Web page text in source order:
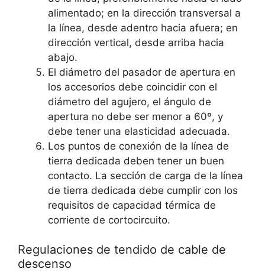
alimentado; en la dirección transversal a
la línea, desde adentro hacia afuera; en
dirección vertical, desde arriba hacia
abajo.
El diámetro del pasador de apertura en
los accesorios debe coincidir con el
diámetro del agujero, el ángulo de
apertura no debe ser menor a 60º, y
debe tener una elasticidad adecuada.
Los puntos de conexión de la línea de
tierra dedicada deben tener un buen
contacto. La sección de carga de la línea
de tierra dedicada debe cumplir con los
requisitos de capacidad térmica de
corriente de cortocircuito.
Regulaciones de tendido de cable de
descenso